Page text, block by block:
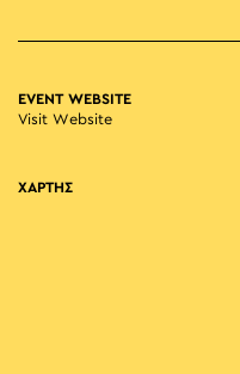
EVENT WEBSITE
Visit Website
ΧΑΡΤΗΣ